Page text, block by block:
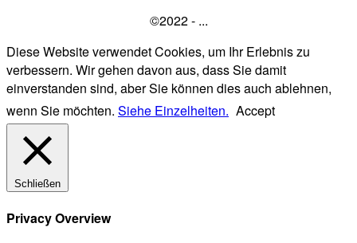
©2022 - ...
Diese Website verwendet Cookies, um Ihr Erlebnis zu
verbessern. Wir gehen davon aus, dass Sie damit
einverstanden sind, aber Sie können dies auch ablehnen,
wenn Sie möchten. Siehe Einzelheiten. Accept
Schließen
Privacy Overview